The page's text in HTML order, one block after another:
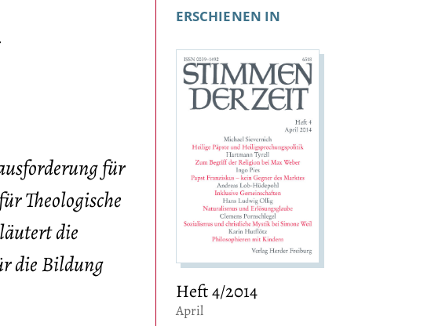
für
Theologische
die
die Bildung
ERSCHIENEN IN
Heft 4/2014
:
April